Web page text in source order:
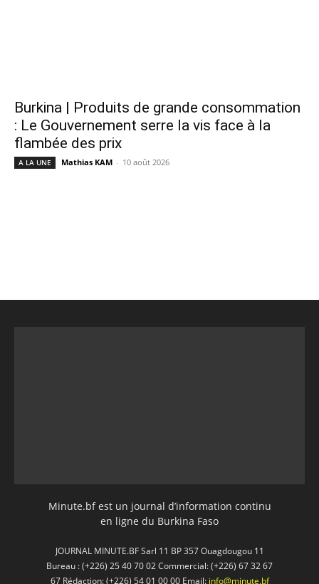
Burkina | Produits de grande consommation
: Le Gouvernement serre la vis face à la
flambée des prix
A LA UNE Mathias KAM - 10 août 2026
Minute.bf est un journal d’information continu
en ligne du Burkina Faso
JOURNAL MINUTE.BF Sarl 11 BP 357 Ouagdougou 11
Bureau : (+226) 25 40 70 02 Commercial: (+226) 67 32 67
67 Rédaction: (+226) 54 01 00 00 Email: info@minute.bf